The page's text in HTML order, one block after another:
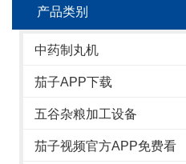
产品类别
中药制丸机
茄子APP下载
五谷杂粮加工设备
茄子视频官方APP免费看